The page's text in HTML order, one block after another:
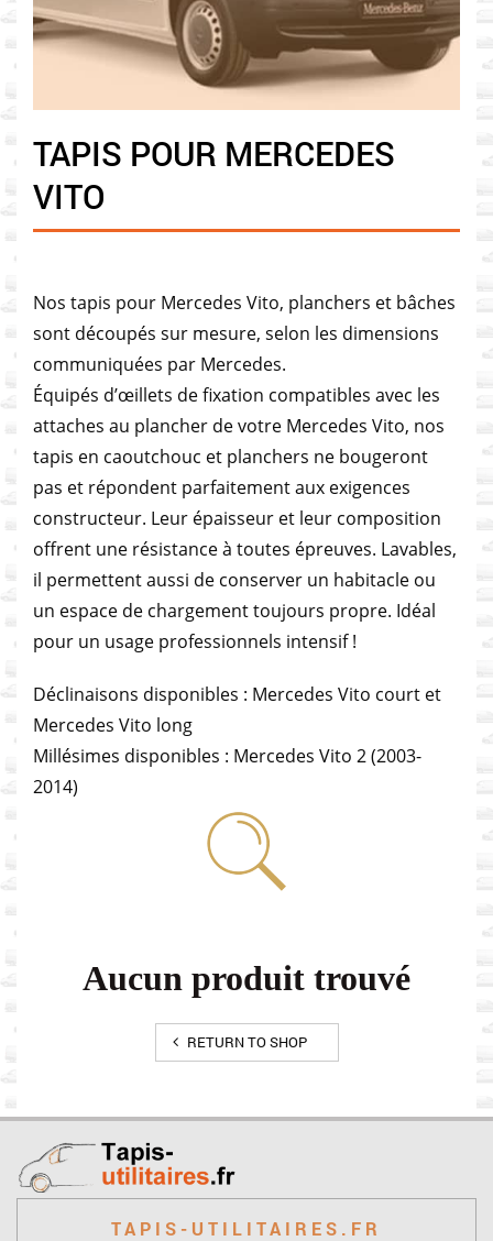
TAPIS POUR MERCEDES
VITO
Nos tapis pour Mercedes Vito, planchers et bâches
sont découpés sur mesure, selon les dimensions
communiquées par Mercedes.
Équipés d’œillets de fixation compatibles avec les
attaches au plancher de votre Mercedes Vito, nos
tapis en caoutchouc et planchers ne bougeront
pas et répondent parfaitement aux exigences
constructeur. Leur épaisseur et leur composition
offrent une résistance à toutes épreuves. Lavables,
il permettent aussi de conserver un habitacle ou
un espace de chargement toujours propre. Idéal
pour un usage professionnels intensif !
Déclinaisons disponibles : Mercedes Vito court et
Mercedes Vito long
Millésimes disponibles : Mercedes Vito 2 (2003-
2014)
Aucun produit trouvé
RETURN TO SHOP
TAPIS-UTILITAIRES.FR